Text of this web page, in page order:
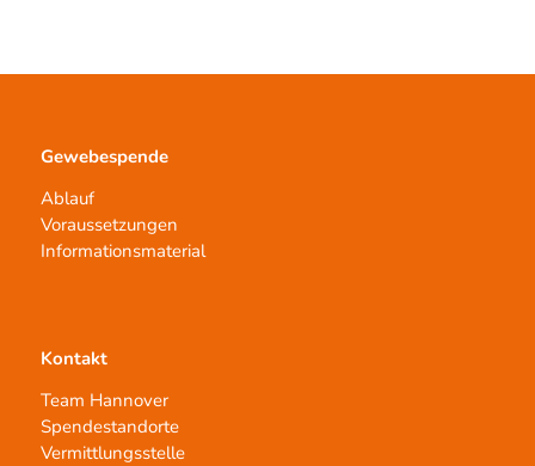
Gewebespende
Ablauf
Voraussetzungen
Informationsmaterial
Kontakt
Team Hannover
Spendestandorte
Vermittlungsstelle